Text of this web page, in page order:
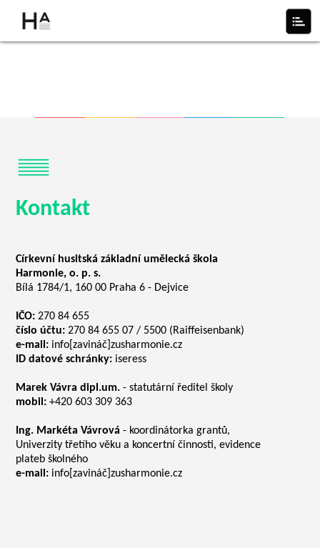
Kontakt
Církevní husitská základní umělecká škola
Harmonie, o. p. s.
Bílá 1784/1, 160 00 Praha 6 - Dejvice
IČO: 270 84 655
číslo účtu: 270 84 655 07 / 5500 (Raiffeisenbank)
e-mail: info[zavináč]zusharmonie.cz
ID datové schránky: iseress
Marek Vávra dipl.um. - statutární ředitel školy
mobil: +420 603 309 363
Ing. Markéta Vávrová - koordinátorka grantů,
Univerzity třetího věku a koncertní činnosti, evidence
plateb školného
e-mail: info[zavináč]zusharmonie.cz